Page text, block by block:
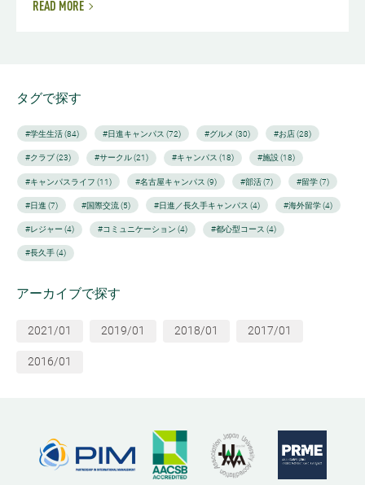
READ MORE
タグで探す
#学生生活 (84) #日進キャンパス (72) #グルメ (30) #お店 (28)
#クラブ (23) #サークル (21) #キャンパス (18) #施設 (18)
#キャンパスライフ (11) #名古屋キャンパス (9) #部活 (7) #留学 (7)
#日進 (7) #国際交流 (5) #日進／長久手キャンパス (4) #海外留学 (4)
#レジャー (4) #コミュニケーション (4) #都心型コース (4)
#長久手 (4)
アーカイブで探す
2021/01 2019/01 2018/01 2017/01
2016/01